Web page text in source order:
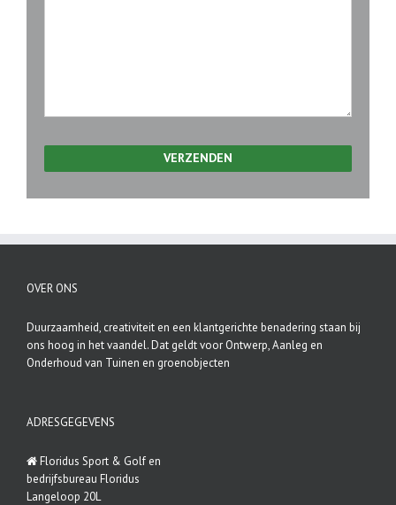
Gelieve dit veld leeg te laten.
OVER ONS
Duurzaamheid, creativiteit en een klantgerichte benadering staan bij
ons hoog in het vaandel. Dat geldt voor Ontwerp, Aanleg en
Onderhoud van Tuinen en groenobjecten
ADRESGEGEVENS
Floridus Sport & Golf en
bedrijfsbureau Floridus
Langeloop 20L